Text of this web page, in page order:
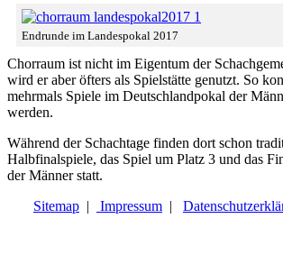
Endrunde im Landespokal 2017
Chorraum ist nicht im Eigentum der
wird er aber öfters als Spielstätte genutzt. So
mehrmals Spiele im Deutschlandpokal der
werden.
Während der Schachtage finden dort schon
Halbfinalspiele, das Spiel um Platz 3 und das
der Männer statt.
Sitemap | Impressum |